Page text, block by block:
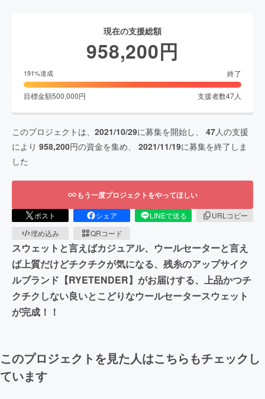
現在の支援総額
958,200円
191%達成 終了
目標金額500,000円 支援者数47人
このプロジェクトは、 2021/10/29に募集を開始し、 47人の支援
により 958,200円の資金を集め、 2021/11/19に募集を終了しま
した
もう一度プロジェクトをやってほしい
ポスト シェア LINEで送る
URLコピー
埋め込み
QRコード
スウェットと言えばカジュアル、ウールセーターと言え
ば上質だけどチクチクが気になる、残糸のアップサイク
ルブランド【RYETENDER】がお届けする、上品かつチ
クチクしない良いとこどりなウールセータースウェット
が完成！！
このプロジェクトを見た人はこちらもチェックし
ています